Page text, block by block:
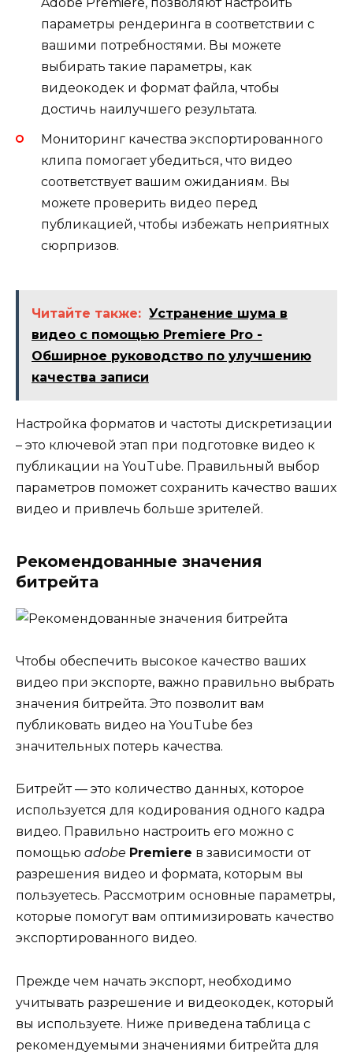
параметры рендеринга в соответствии с
вашими потребностями. Вы можете
выбирать такие параметры, как
видеокодек и формат файла, чтобы
достичь наилучшего результата.
Мониторинг качества экспортированного
клипа помогает убедиться, что видео
соответствует вашим ожиданиям. Вы
можете проверить видео перед
публикацией, чтобы избежать неприятных
сюрпризов.
Читайте также: Устранение шума в
видео с помощью Premiere Pro -
Обширное руководство по улучшению
качества записи
Настройка форматов и частоты дискретизации
– это ключевой этап при подготовке видео к
публикации на YouTube. Правильный выбор
параметров поможет сохранить качество ваших
видео и привлечь больше зрителей.
Рекомендованные значения
битрейта
Чтобы обеспечить высокое качество ваших
видео при экспорте, важно правильно выбрать
значения битрейта. Это позволит вам
публиковать видео на YouTube без
значительных потерь качества.
Битрейт — это количество данных, которое
используется для кодирования одного кадра
видео. Правильно настроить его можно с
помощью adobe Premiere в зависимости от
разрешения видео и формата, которым вы
пользуетесь. Рассмотрим основные параметры,
которые помогут вам оптимизировать качество
экспортированного видео.
Прежде чем начать экспорт, необходимо
учитывать разрешение и видеокодек, который
вы используете. Ниже приведена таблица с
рекомендуемыми значениями битрейта для